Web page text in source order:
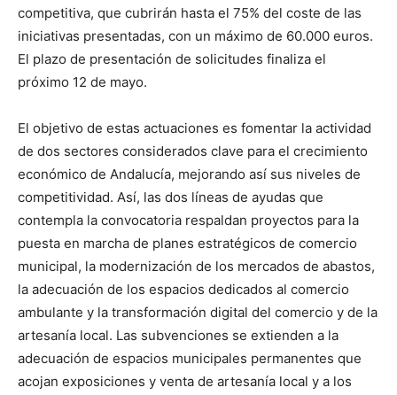
competitiva, que cubrirán hasta el 75% del coste de las
iniciativas presentadas, con un máximo de 60.000 euros.
El plazo de presentación de solicitudes finaliza el
próximo 12 de mayo.
El objetivo de estas actuaciones es fomentar la actividad
de dos sectores considerados clave para el crecimiento
económico de Andalucía, mejorando así sus niveles de
competitividad. Así, las dos líneas de ayudas que
contempla la convocatoria respaldan proyectos para la
puesta en marcha de planes estratégicos de comercio
municipal, la modernización de los mercados de abastos,
la adecuación de los espacios dedicados al comercio
ambulante y la transformación digital del comercio y de la
artesanía local. Las subvenciones se extienden a la
adecuación de espacios municipales permanentes que
acojan exposiciones y venta de artesanía local y a los